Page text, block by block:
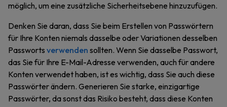
möglich, um eine zusätzliche Sicherheitsebene hinzuzufügen.
Denken Sie daran, dass Sie beim Erstellen von Passwörtern
für Ihre Konten niemals dasselbe oder Variationen desselben
Passworts verwenden sollten. Wenn Sie dasselbe Passwort,
das Sie für Ihre E-Mail-Adresse verwenden, auch für andere
Konten verwendet haben, ist es wichtig, dass Sie auch diese
Passwörter ändern. Generieren Sie starke, einzigartige
Passwörter, da sonst das Risiko besteht, dass diese Konten